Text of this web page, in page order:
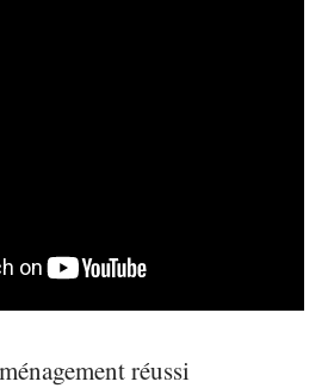
réussi